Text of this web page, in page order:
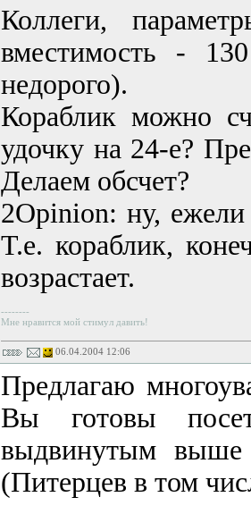
Коллеги,
вместимость -
недорого).
Кораблик можно
удочку на 24-е?
Делаем обсчет?
2Opinion: ну, ежели
Т.е. кораблик,
возрастает.
--------
Мне нравится мой стимул давить!
06.04.2004 12:06
Предлагаю
Вы готовы
выдвинутым выше
(Питерцев в том